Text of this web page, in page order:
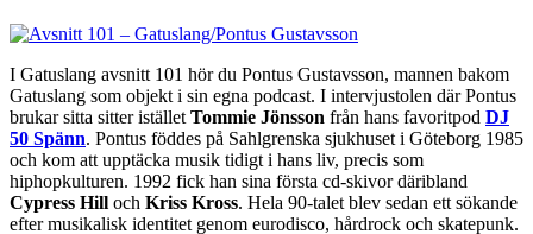
Swedish
Brewing!
I Gatuslang avsnitt 101 hör du Pontus Gustavsson, mannen bakom
Gatuslang som objekt i sin egna podcast. I intervjustolen där Pontus
brukar sitta sitter istället Tommie Jönsson från hans favoritpod DJ
50 Spänn. Pontus föddes på Sahlgrenska sjukhuset i Göteborg 1985
och kom att upptäcka musik tidigt i hans liv, precis som
hiphopkulturen. 1992 fick han sina första cd-skivor däribland
Cypress Hill och Kriss Kross. Hela 90-talet blev sedan ett sökande
efter musikalisk identitet genom eurodisco, hårdrock och skatepunk.